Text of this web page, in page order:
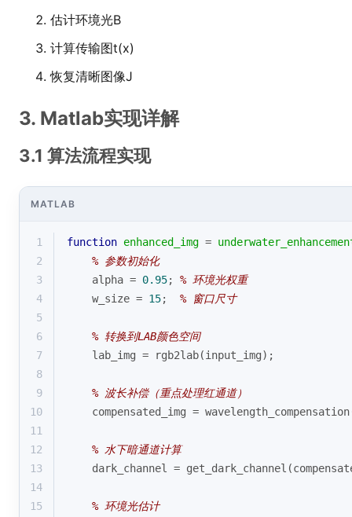
估计环境光B
计算传输图t(x)
恢复清晰图像J
3. Matlab实现详解
3.1 算法流程实现
MATLAB
1 function enhanced_img =
2
% 参数初始化
3
    alpha =
0.95; % 环境光权重
4
    w_size =
15; % 窗口尺寸
5
6
% 转换到LAB颜色空间
7
    lab_img = rgb2lab(input_img);
8
9
% 波长补偿（重点处理红通道）
10
compensated_img =
11
12
% 水下暗通道计算
13
dark_channel =
14
15
% 环境光估计